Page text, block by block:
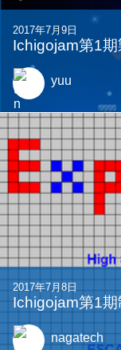
2017年7月9日
Ichigojam第1
yuu
2017年7月8日
Ichigojam第1
nagatech